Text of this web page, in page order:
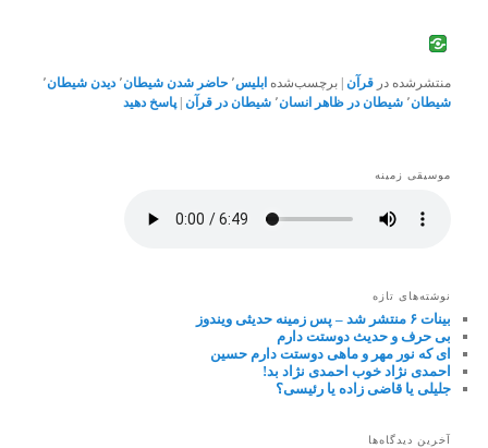
منتشرشده در قرآن |برچسب‌شده ابلیس٬ حاضر شدن شیطان٬ دیدن شیطان٬
شیطان٬ شیطان در ظاهر انسان٬ شیطان در قرآن |پاسخ دهید
موسیقی زمینه
نوشته‌های تازه
بینات ۶ منتشر شد – پس زمینه حدیثی ویندوز
بی حرف و حدیث دوستت دارم
ای که نور مهر و ماهی دوستت دارم حسین
احمدی نژاد خوب احمدی نژاد بد!
جلیلی یا قاضی زاده یا رئیسی؟
آخرین دیدگاه‌ها